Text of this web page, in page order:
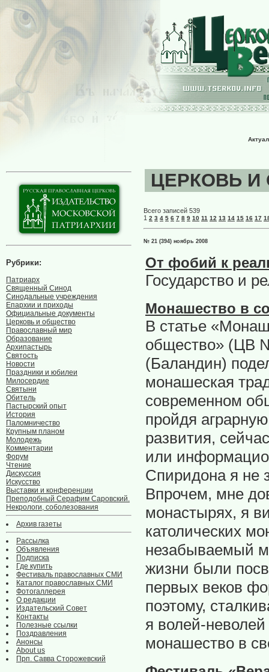
Рубрики:
Патриарх
Священный Синод
Синодальные учреждения
Епархии и приходы
Официальные документы
Церковь и общество
Православный мир
Образование
Архипастырь
Святость
Новости
Праздники и юбилеи
Милосердие
Святыни
Обитель
Пастырский опыт
История
Паломничество
Крупным планом
Молодежь
Комментарии
Форум
Чтение
Дискуссия
Искусство
Выставки и конференции
Преподобный Серафим Саровский.
Некрологи, соболезования
Архив газеты
Рассылка
Объявления
Подписка
Где купить
Фестиваль православных СМИ
Каталог православных СМИ
Фотогаллерея
О редакции
Издательский Совет
Контакты
Полезные ссылки
Поздравления
Анонсы
About us
Прп. Савва Сторожевский
ЦЕРКОВЬ И
Всего записей 539
1 2 3 4 5 6 7 8 9 10 11 12 13 14 15 16 17
№ 21 (394) ноябрь 2008
От фобий к
Государство и
Монашество в
В статье
общество» (ЦВ
(Баландин)
монашеская
современном
пройдя
развития,
или
Спиридона я не
Впрочем, мне
монастырях, я
католических
незабываемый
жизни были
первых веков
поэтому,
я волей-
монашество в